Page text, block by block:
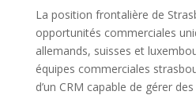
La position frontalière de
opportunités commerciales
allemands, suisses et
équipes commerciales
d’un CRM capable de gérer